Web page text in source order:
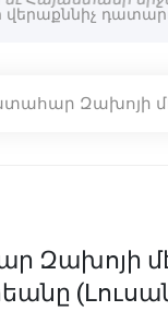
Զախոյի
Զախոյի